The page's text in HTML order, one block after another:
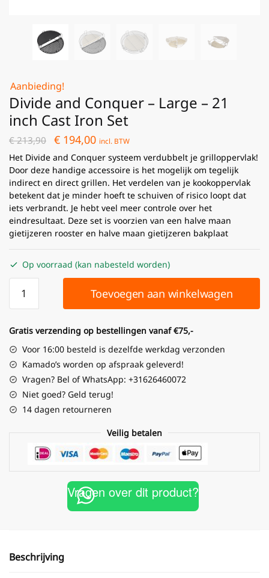
Aanbieding!
Divide and Conquer – Large – 21
inch Cast Iron Set
€213,90 € 194,00 incl. BTW
Het Divide and Conquer systeem verdubbelt je grilloppervlak!
Door deze handige accessoire is het mogelijk om tegelijk
indirect en direct grillen. Het verdelen van je kookoppervlak
betekent dat je minder hoeft te schuiven of risico loopt dat
iets verbrandt. Je hebt veel meer controle over het
eindresultaat. Deze set is voorzien van een halve maan
gietijzeren rooster en halve maan gietijzeren bakplaat
Op voorraad (kan nabesteld worden)
Toevoegen aan winkelwagen
Gratis verzending op bestellingen vanaf €75,-
Voor 16:00 besteld is dezelfde werkdag verzonden
Kamado’s worden op afspraak geleverd!
Vragen? Bel of WhatsApp: +31626460072
Niet goed? Geld terug!
14 dagen retourneren
Veilig betalen
Vragen over dit product?
Beschrijving